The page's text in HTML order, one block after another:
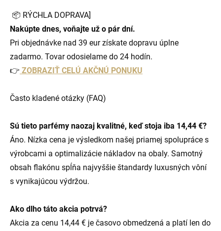
📦 RÝCHLA DOPRAVA]
Nakúpte dnes, voňajte už o pár dní.
Pri objednávke nad 39 eur získate dopravu úplne
zadarmo. Tovar odosielame do 24 hodín.
👉 ZOBRAZIŤ CELÚ AKČNÚ PONUKU
Často kladené otázky (FAQ)
Sú tieto parfémy naozaj kvalitné, keď stoja iba 14,44 €?
Áno. Nízka cena je výsledkom našej priamej spolupráce s
výrobcami a optimalizácie nákladov na obaly. Samotný
obsah flakónu spĺňa najvyššie štandardy luxusných vôní
s vynikajúcou výdržou.
Ako dlho táto akcia potrvá?
Akcia za cenu 14,44 € je časovo obmedzená a platí len do